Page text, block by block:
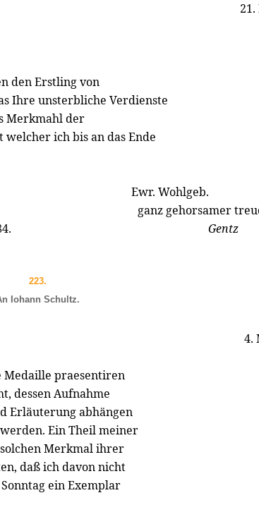
21.
den Erstling von
Ihre unsterbliche Verdienste
Merkmahl der
ich bis an das Ende
Ewr. Wohlgeb.
ganz gehorsamer
Gentz
223.
Iohann Schultz.
4.
Medaille praesentiren
dessen Aufnahme
Erläuterung abhängen
Ein Theil meiner
Merkmal ihrer
daß ich davon nicht
ein Exemplar